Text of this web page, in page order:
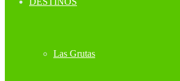
Las Grutas